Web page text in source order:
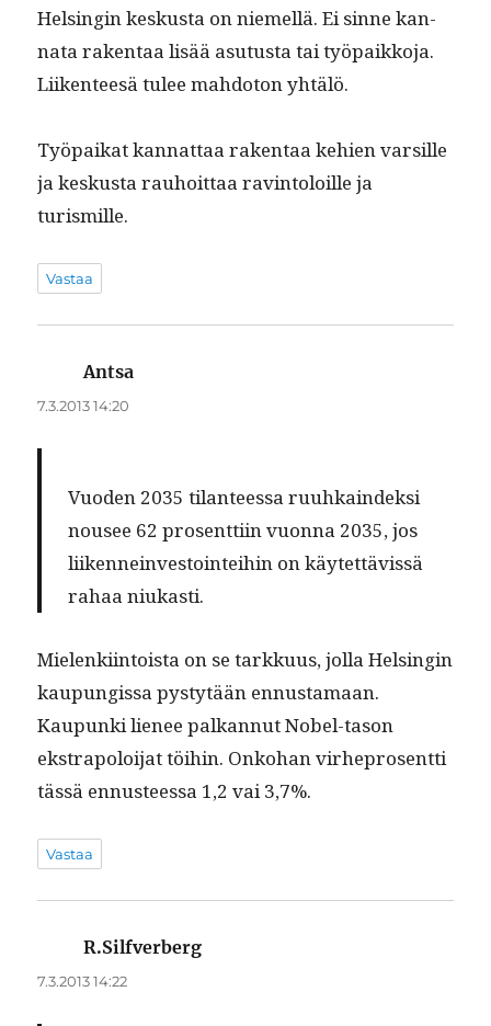
Helsin­gin keskus­ta on niemel­lä. Ei sinne kan­
na­ta rak­en­taa lisää asu­tus­ta tai työ­paikko­ja.
Liiken­teesä tulee mah­do­ton yhtälö.
Työ­paikat kan­nat­taa rak­en­taa kehien var­sille
ja keskus­ta rauhoit­taa rav­in­toloille ja
turismille.
Vastaa
Antsa
7.3.2013 14:20
Vuo­den 2035 tilanteessa ruuhkain­dek­si
nousee 62 pros­ent­ti­in vuon­na 2035, jos
liiken­nein­vestoin­tei­hin on käytet­tävis­sä
rahaa niukasti.
Mie­lenki­in­toista on se tarkku­us, jol­la Helsin­gin
kaupungis­sa pystytään ennus­ta­maan.
Kaupun­ki lie­nee palkan­nut Nobel-tason
ekstrapoloi­jat töi­hin. Onko­han virhe­p­ros­ent­ti
tässä ennus­teessa 1,2 vai 3,7%.
Vastaa
R.Silfverberg
7.3.2013 14:22